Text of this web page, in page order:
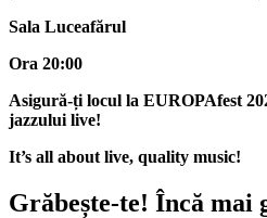
Sala Luceafărul
Ora 20:00
Asigură-ți locul la EUROPAfest
jazzului live!
It’s all about live, quality music!
Grăbește-te! Încă mai